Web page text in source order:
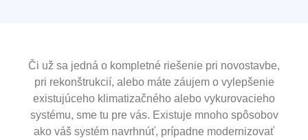
Či už sa jedná o kompletné riešenie pri novostavbe,
pri rekonštrukcií, alebo máte záujem o vylepšenie
existujúceho klimatizačného alebo vykurovacieho
systému, sme tu pre vás. Existuje mnoho spôsobov
ako váš systém navrhnúť, prípadne modernizovať